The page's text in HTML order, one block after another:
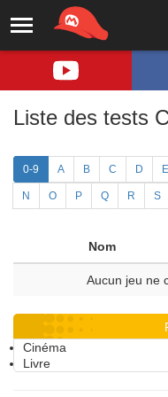
Liste des tests
0-9 A B C D E
N O P Q R S
Nom
Aucun jeu ne
Cinéma
Livre